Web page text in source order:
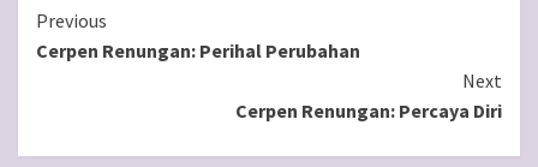
Continue
Reading
Previous
Cerpen Renungan: Perihal Perubahan
Next
Cerpen Renungan: Percaya Diri